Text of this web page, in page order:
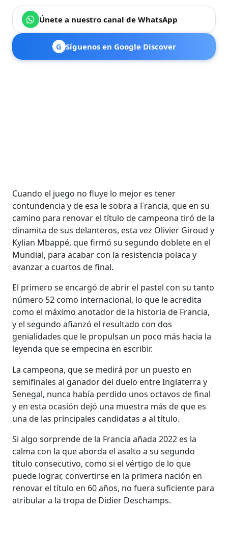
Únete a nuestro canal de WhatsApp
G Síguenos en Google Discover
Cuando el juego no fluye lo mejor es tener
contundencia y de esa le sobra a Francia, que en su
camino para renovar el título de campeona tiró de la
dinamita de sus delanteros, esta vez Olivier Giroud y
Kylian Mbappé, que firmó su segundo doblete en el
Mundial, para acabar con la resistencia polaca y
avanzar a cuartos de final.
El primero se encargó de abrir el pastel con su tanto
número 52 como internacional, lo que le acredita
como el máximo anotador de la historia de Francia,
y el segundo afianzó el resultado con dos
genialidades que le propulsan un poco más hacia la
leyenda que se empecina en escribir.
La campeona, que se medirá por un puesto en
semifinales al ganador del duelo entre Inglaterra y
Senegal, nunca había perdido unos octavos de final
y en esta ocasión dejó una muestra más de que es
una de las principales candidatas a al título.
Si algo sorprende de la Francia añada 2022 es la
calma con la que aborda el asalto a su segundo
título consecutivo, como si el vértigo de lo que
puede lograr, convertirse en la primera nación en
renovar el título en 60 años, no fuera suficiente para
atribular a la tropa de Didier Deschamps.